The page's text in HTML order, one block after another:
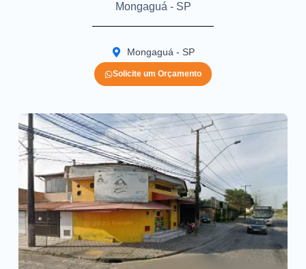
Mongaguá - SP
Mongaguá - SP
Solicite um Orçamento